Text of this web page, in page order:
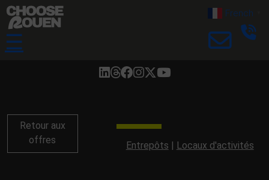
☰
French
Retour aux
offres
Entrepôts Locaux d'activités